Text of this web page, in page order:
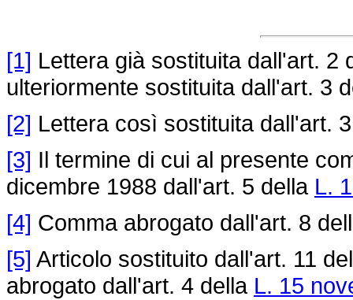
[1] Lettera già sostituita dall'art. 2
ulteriormente sostituita dall'art. 3
[2] Lettera così sostituita dall'art.
[3] Il termine di cui al presente
dicembre 1988 dall'art. 5 della L.
[4] Comma abrogato dall'art. 8
[5] Articolo sostituito dall'art. 11
abrogato dall'art. 4 della L. 15